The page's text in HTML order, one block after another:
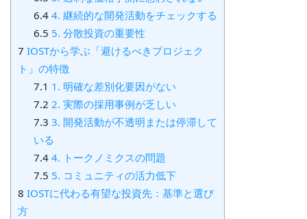
6.44. 継続的な開発活動をチェックする
6.5 5. 分散投資の重要性
7 IOSTから学ぶ「避けるべきプロジェク
ト」の特徴
7.1 1. 明確な差別化要因がない
7.2 2. 実際の採用事例が乏しい
7.3 3. 開発活動が不透明または停滞して
いる
7.44. トークノミクスの問題
7.5 5. コミュニティの活力低下
8 IOSTに代わる有望な投資先：基準と選び
方